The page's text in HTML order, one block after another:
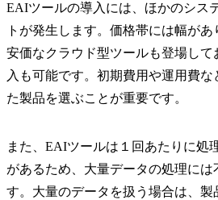
EAIツールの導入には、ほかのシス
トが発生します。価格帯には幅が
安価なクラウド型ツールも登場し
入も可能です。初期費用や運用費
た製品を選ぶことが重要です。
また、EAIツールは１回あたりに処
があるため、大量データの処理には
す。大量のデータを扱う場合は、